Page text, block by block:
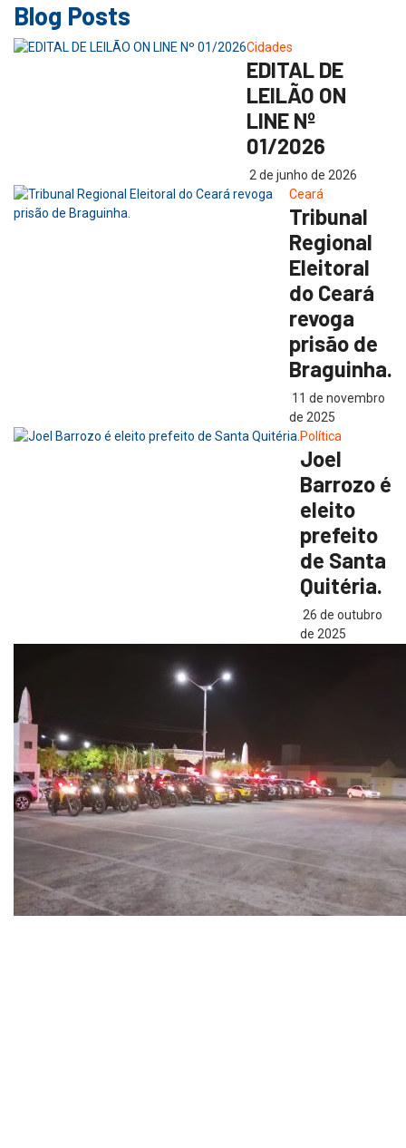
Blog Posts
Cidades
EDITAL DE
LEILÃO ON
LINE Nº
01/2026
2 de junho de 2026
Ceará
Tribunal
Regional
Eleitoral
do Ceará
revoga
prisão de
Braguinha.
11 de novembro
de 2025
Política
Joel
Barrozo é
eleito
prefeito
de Santa
Quitéria.
26 de outubro
de 2025